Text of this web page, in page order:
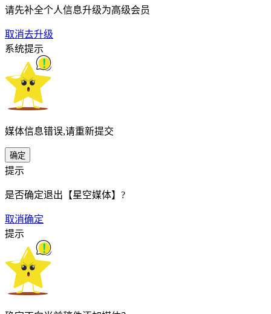
请先补全个人信息升级为高级会员
取消去升级
系统提示
媒体信息错误,请重新提交
确定
提示
是否确定退出【星空媒体】?
取消确定
提示